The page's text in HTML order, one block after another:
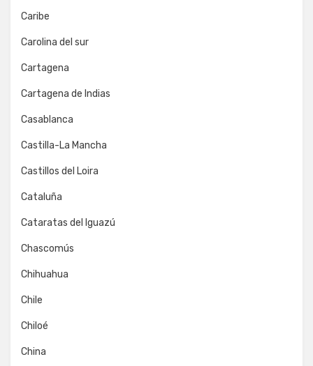
Caribe
Carolina del sur
Cartagena
Cartagena de Indias
Casablanca
Castilla-La Mancha
Castillos del Loira
Cataluña
Cataratas del Iguazú
Chascomús
Chihuahua
Chile
Chiloé
China